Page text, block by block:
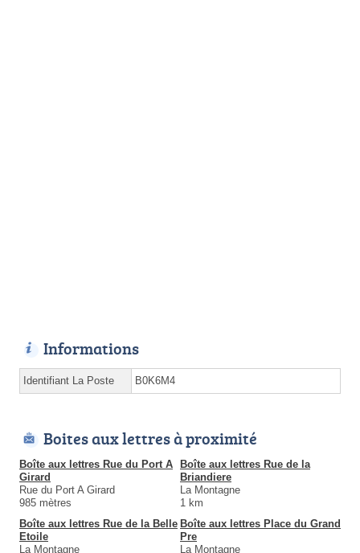
Informations
Identifiant La Poste B0K6M4
Boites aux lettres à proximité
Boîte aux lettres Rue du Port A
Girard
Rue du Port A Girard
985 mètres
Boîte aux lettres Rue de la
Briandiere
La Montagne
1 km
Boîte aux lettres Rue de la Belle
Etoile
La Montagne
Boîte aux lettres Place du Grand
Pre
La Montagne